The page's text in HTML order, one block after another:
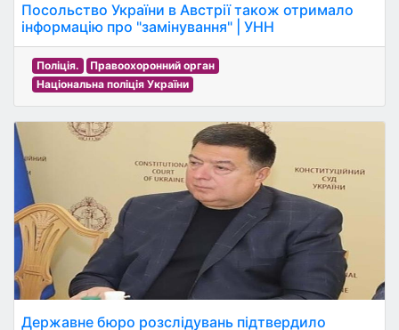
Посольство України в Австрії також отримало
інформацію про "замінування" | УНН
Поліція.
Правоохоронний орган
Національна поліція України
Державне бюро розслідувань підтвердило